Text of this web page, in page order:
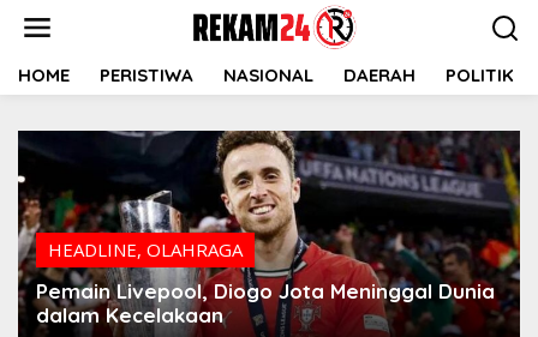
HOME PERISTIWA NASIONAL DAERAH POLITIK
HEADLINE, OLAHRAGA
Pemain Livepool, Diogo Jota Meninggal Dunia
dalam Kecelakaan